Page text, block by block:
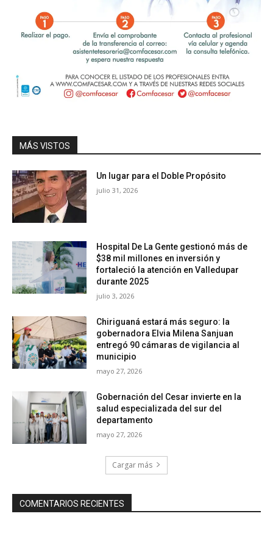
MÁS VISTOS
Un lugar para el Doble Propósito
julio 31, 2026
Hospital De La Gente gestionó más de
$38 mil millones en inversión y
fortaleció la atención en Valledupar
durante 2025
julio 3, 2026
Chiriguaná estará más seguro: la
gobernadora Elvia Milena Sanjuan
entregó 90 cámaras de vigilancia al
municipio
mayo 27, 2026
Gobernación del Cesar invierte en la
salud especializada del sur del
departamento
mayo 27, 2026
Cargar más
COMENTARIOS RECIENTES